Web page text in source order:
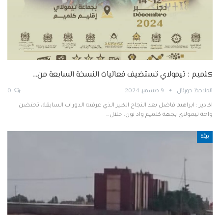
كلميم : تيمولاي تستضيف فعاليات النسخة السابعة من…
الملاحظ جورنال 9 ديسمبر, 2024
اكادير : ابراهيم فاضل بعد النجاح الكبير الذي عرفته الدورات السابقة، تحتضن
واحة تيمولاي بجهة كلميم واد نون، خلال…
بيئة